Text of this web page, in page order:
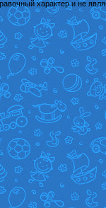
характер и не